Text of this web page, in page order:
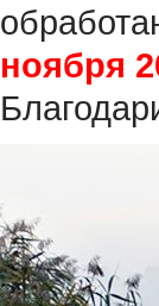
ноября